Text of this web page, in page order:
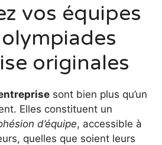
vos équipes
originales
sont bien plus qu’un
Elles constituent un
d’équipe, accessible à
quelles que soient leurs